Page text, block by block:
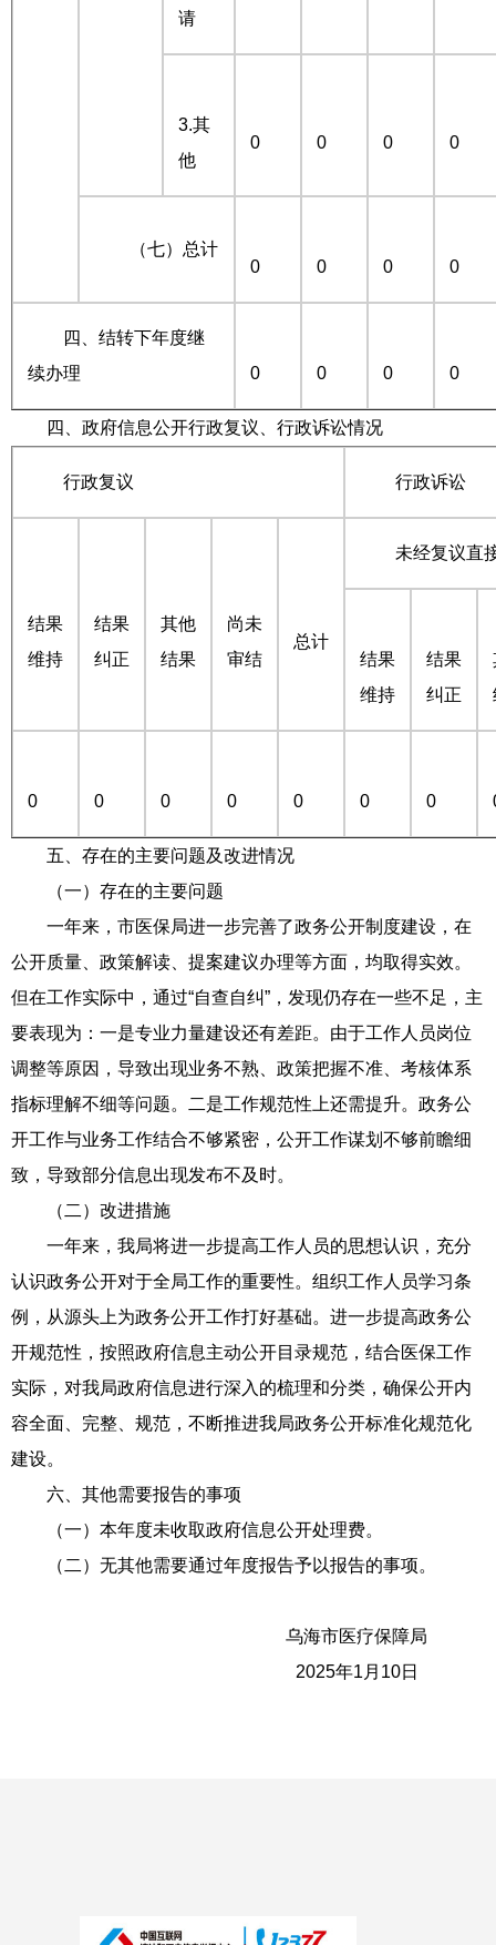
请
3.其
他
0 0 0 0
（七）总计
0
0 0 0
四、结转下年度继
续办理
0 0 0 0
四、政府信息公开行政复议、行政诉讼情况
行政复议 行政诉讼
结果
维持
结果
纠正
其他
结果
尚未
审结
总计
未经复议直
结果
维持
结果
纠正
0 0 0 0 0 0 0
五、存在的主要问题及改进情况
（一）存在的主要问题
一年来，市医保局进一步完善了政务公开制度建设，在
公开质量、政策解读、提案建议办理等方面，均取得实效。
但在工作实际中，通过“自查自纠”，发现仍存在一些不足，主
要表现为：一是专业力量建设还有差距。由于工作人员岗位
调整等原因，导致出现业务不熟、政策把握不准、考核体系
指标理解不细等问题。二是工作规范性上还需提升。政务公
开工作与业务工作结合不够紧密，公开工作谋划不够前瞻细
致，导致部分信息出现发布不及时。
（二）改进措施
一年来，我局将进一步提高工作人员的思想认识，充分
认识政务公开对于全局工作的重要性。组织工作人员学习条
例，从源头上为政务公开工作打好基础。进一步提高政务公
开规范性，按照政府信息主动公开目录规范，结合医保工作
实际，对我局政府信息进行深入的梳理和分类，确保公开内
容全面、完整、规范，不断推进我局政务公开标准化规范化
建设。
六、其他需要报告的事项
（一）本年度未收取政府信息公开处理费。
（二）无其他需要通过年度报告予以报告的事项。
乌海市医疗保障局
2025年1月10日